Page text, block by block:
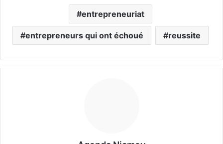
entrepreneuriat
entrepreneurs qui ont échoué reussite